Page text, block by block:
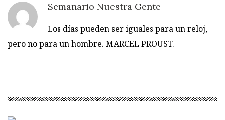
Semanario Nuestra Gente
Los días pueden ser iguales para un reloj,
pero no para un hombre. MARCEL PROUST.